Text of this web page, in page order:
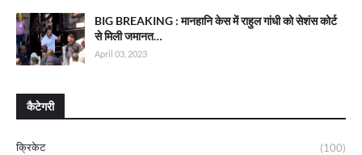
BIG BREAKING : मानहानि केस में राहुल गांधी को सेशंस कोर्ट
से मिली जमानत…
April 03, 2023
कैटेगरी
क्रिकेट
(100)